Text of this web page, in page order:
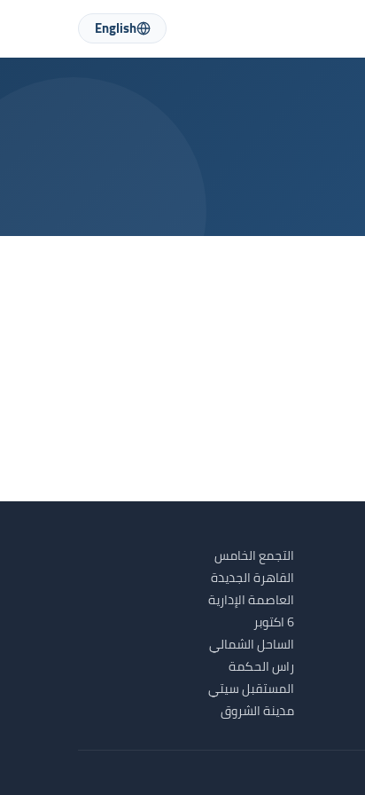
English
التجمع الخامس
القاهرة الجديدة
العاصمة الإدارية
6 اكتوبر
الساحل الشمالي
راس الحكمة
المستقبل سيتي
مدينة الشروق